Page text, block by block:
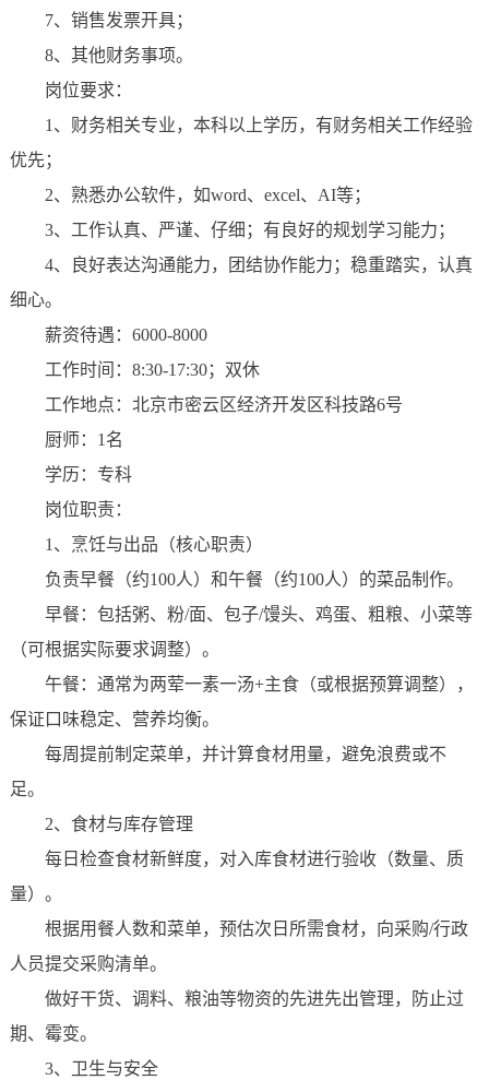
7、销售发票开具；
8、其他财务事项。
岗位要求：
1、财务相关专业，本科以上学历，有财务相关工作经验
优先；
2、熟悉办公软件，如word、excel、AI等；
3、工作认真、严谨、仔细；有良好的规划学习能力；
4、良好表达沟通能力，团结协作能力；稳重踏实，认真
细心。
薪资待遇：6000-8000
工作时间：8:30-17:30；双休
工作地点：北京市密云区经济开发区科技路6号
厨师：1名
学历：专科
岗位职责：
1、烹饪与出品（核心职责）
负责早餐（约100人）和午餐（约100人）的菜品制作。
早餐：包括粥、粉/面、包子/馒头、鸡蛋、粗粮、小菜等
（可根据实际要求调整）。
午餐：通常为两荤一素一汤+主食（或根据预算调整），
保证口味稳定、营养均衡。
每周提前制定菜单，并计算食材用量，避免浪费或不
足。
2、食材与库存管理
每日检查食材新鲜度，对入库食材进行验收（数量、质
量）。
根据用餐人数和菜单，预估次日所需食材，向采购/行政
人员提交采购清单。
做好干货、调料、粮油等物资的先进先出管理，防止过
期、霉变。
3、卫生与安全